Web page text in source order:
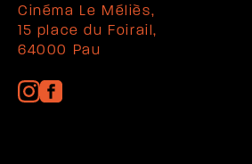
Cinéma Le Méliès,
15 place du Foirail,
64000 Pau